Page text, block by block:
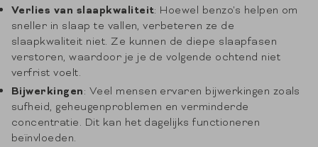
Verlies van slaapkwaliteit: Hoewel benzo's helpen om
sneller in slaap te vallen, verbeteren ze de
slaapkwaliteit niet. Ze kunnen de diepe slaapfasen
verstoren, waardoor je je de volgende ochtend niet
verfrist voelt.
Bijwerkingen: Veel mensen ervaren bijwerkingen zoals
sufheid, geheugenproblemen en verminderde
concentratie. Dit kan het dagelijks functioneren
beïnvloeden.